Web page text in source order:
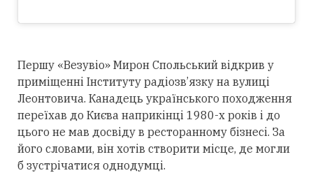
Першу «Везувіо» Мирон Спольський відкрив у
приміщенні Інституту радіозв’язку на вулиці
Леонтовича. Канадець українського походження
переїхав до Києва наприкінці 1980-х років і до
цього не мав досвіду в ресторанному бізнесі. За
його словами, він хотів створити місце, де могли
б зустрічатися однодумці.